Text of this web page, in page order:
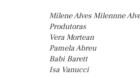
Milene Alves Milennne
Produtoras
Vera Mortean
Pamela Abreu
Babi Barett
Isa Vanucci